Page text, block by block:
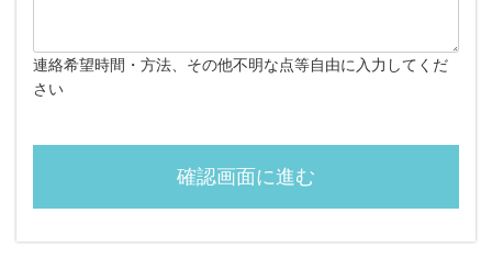
連絡希望時間・方法、その他不明な点等自由に入力してくだ
さい